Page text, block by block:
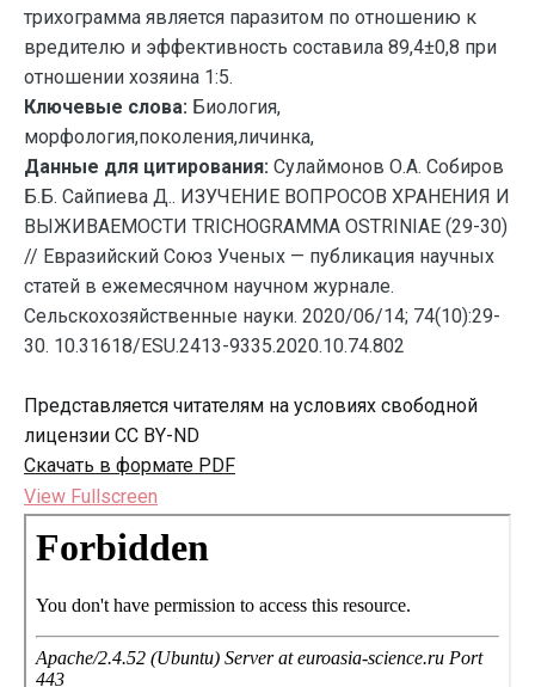
трихограмма является паразитом по отношению к
вредителю и эффективность составила 89,4±0,8 при
отношении хозяина 1:5.
Ключевые слова: Биология,
морфология,поколения,личинка,
Данные для цитирования: Сулаймонов О.А. Собиров
Б.Б. Сайпиева Д.. ИЗУЧЕНИЕ ВОПРОСОВ ХРАНЕНИЯ И
ВЫЖИВАЕМОСТИ TRICHOGRAMMA OSTRINIAE (29-30)
// Евразийский Союз Ученых — публикация научных
статей в ежемесячном научном журнале.
Сельскохозяйственные науки. 2020/06/14; 74(10):29-
30. 10.31618/ESU.2413-9335.2020.10.74.802
Представляется читателям на условиях свободной
лицензии CC BY-ND
Скачать в формате PDF
View Fullscreen
Перейти
содержимому